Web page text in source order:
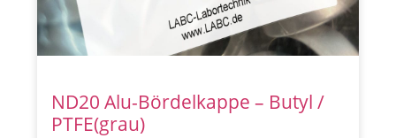
ND20 Alu-Bördelkappe – Butyl /
PTFE(grau)